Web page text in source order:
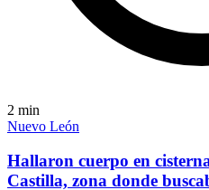
2 min
Nuevo León
Hallaron cuerpo en
Castilla, zona donde